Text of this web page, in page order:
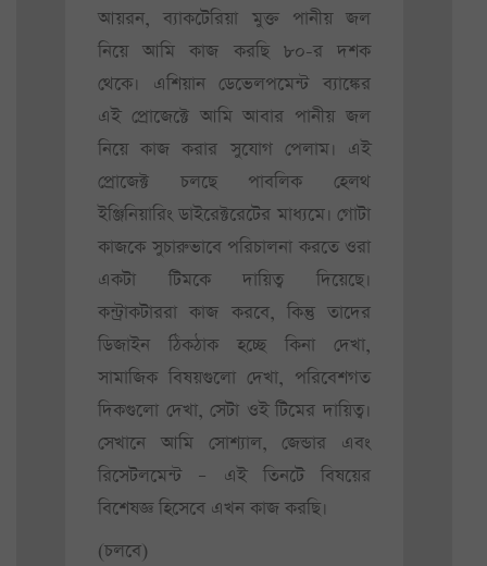
আয়রন, ব্যাকটেরিয়া মুক্ত পানীয় জল
নিয়ে আমি কাজ করছি ৮০-র দশক
থেকে। এশিয়ান ডেভেলপমেন্ট ব্যাঙ্কের
এই প্রোজেক্টে আমি আবার পানীয় জল
নিয়ে কাজ করার সুযোগ পেলাম। এই
প্রোজেক্ট চলছে পাবলিক হেলথ
ইঞ্জিনিয়ারিং ডাইরেক্টরেটের মাধ্যমে। গোটা
কাজকে সুচারুভাবে পরিচালনা করতে ওরা
একটা টিমকে দায়িত্ব দিয়েছে।
কন্ট্রাকটাররা কাজ করবে, কিন্তু তাদের
ডিজাইন ঠিকঠাক হচ্ছে কিনা দেখা,
সামাজিক বিষয়গুলো দেখা, পরিবেশগত
দিকগুলো দেখা, সেটা ওই টিমের দায়িত্ব।
সেখানে আমি সোশ্যাল, জেন্ডার এবং
রিসেটলমেন্ট – এই তিনটে বিষয়ের
বিশেষজ্ঞ হিসেবে এখন কাজ করছি।
(চলবে)